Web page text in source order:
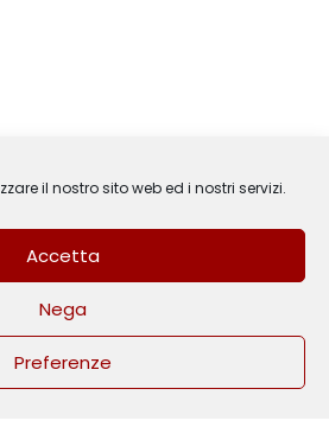
il nostro sito web ed i nostri servizi.
Accetta
Nega
Preferenze
di aiuto?